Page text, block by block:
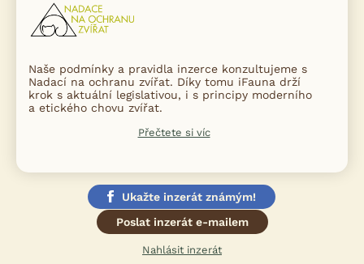
Naše podmínky a pravidla inzerce konzultujeme s
Nadací na ochranu zvířat. Díky tomu iFauna drží
krok s aktuální legislativou, i s principy moderního
a etického chovu zvířat.
Přečtete si víc
Ukažte inzerát známým!
Poslat inzerát e-mailem
Nahlásit inzerát